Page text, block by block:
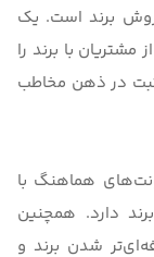
برند است. یک
با برند را
در ذهن مخاطب
هماهنگ با
دارد. همچنین
شدن برند و